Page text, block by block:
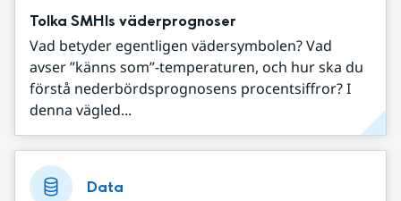
Tolka SMHIs väderprognoser
Vad betyder egentligen vädersymbolen? Vad
avser ”känns som”-temperaturen, och hur ska du
förstå nederbördsprognosens procentsiffror? I
denna vägled...
Data